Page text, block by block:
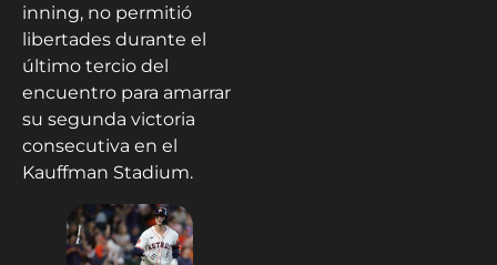
inning, no permitió
libertades durante el
último tercio del
encuentro para amarrar
su segunda victoria
consecutiva en el
Kauffman Stadium.